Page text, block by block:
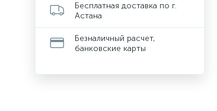
Бесплатная доставка по г.
Астана
Безналичный расчет,
банковские карты